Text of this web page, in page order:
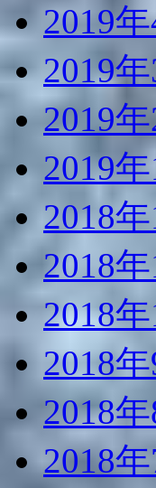
2019年
2019
2019
2019年
2018年
2018年
2018年
2018年
2018
2018年